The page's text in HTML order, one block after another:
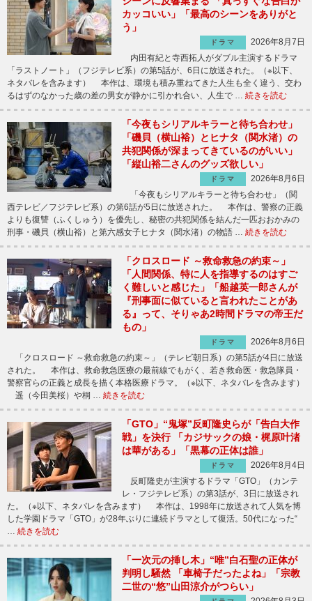
カッコいい」「最高のシーンをありがと
う」
ドラマ
2026年8月7日
内田有紀と寺西拓人がダブル主演するドラマ
「ラストノート」（フジテレビ系）の第5話が、6日に放送された。（※以下、
ネタバレを含みます） 本作は、環境も積み重ねてきた人生も全く違う、交わ
るはずのなかった歳の差の男女が静かに引かれ合い、人生で … 続きを読む
「今夜もシリアルキラーと待ち合わせ」
「磯貝（横山裕）とヒナタ（関水渚）の
共犯関係が深まってきているのがいい」
「縦山裕二さんのグッズ欲しい」
ドラマ
2026年8月6日
「今夜もシリアルキラーと待ち合わせ」（関
西テレビ／フジテレビ系）の第6話が5日に放送された。 本作は、警察の正義
よりも復讐（ふくしゅう）を優先し、秘密の共犯関係を結んだ一匹おおかみの
刑事・磯貝（横山裕）と第六感女子ヒナタ（関水渚）の物語 … 続きを読む
「クロスロード ～救命救急の約束～」
「人間関係、特に人を指導するのはすご
く難しいと感じた」「船越英一郎さんが
『刑事面に似ていると言われたことがあ
る』って、そりゃあ2時間ドラマの帝王だ
もの」
ドラマ
2026年8月6日
「クロスロード ～救命救急の約束～」（テレビ朝日系）の第5話が4日に放送
された。 本作は、救命救急医療の最前線でもがく、若き救命医・救急隊員・
警察官らの正義と成長を描く本格医療ドラマ。（※以下、ネタバレを含みます）
遥（今田美桜）や桐 … 続きを読む
「GTO」“鬼塚”反町隆史らが「告白大作
戦」を決行 「カジサックの娘・梶原叶渚
は華がある」「黒幕の正体は誰」
ドラマ
2026年8月4日
反町隆史が主演するドラマ「GTO」（カンテ
レ・フジテレビ系）の第3話が、3日に放送され
た。（※以下、ネタバレを含みます） 本作は、1998年に放送されて人気を博
した学園ドラマ「GTO」が28年ぶりに連続ドラマとして復活。50代になった“
続きを読む
「一次元の挿し木」“唯”白石聖の正体が
判明し騒然 「車椅子だったよね」「宗教
二世の“悠”山田涼介がつらい」